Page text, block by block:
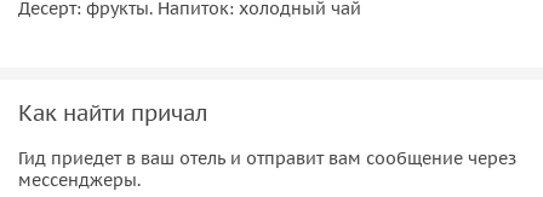
Десерт: фрукты. Напиток: холодный чай
Как найти причал
Гид приедет в ваш отель и отправит вам сообщение через
мессенджеры.